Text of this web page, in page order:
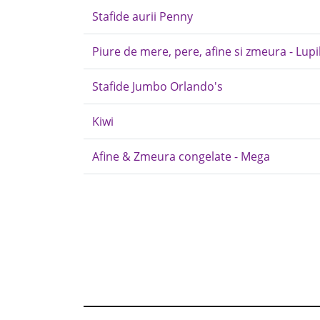
Stafide aurii Penny
Piure de mere, pere, afine si zmeura -
Stafide Jumbo Orlando's
Kiwi
Afine & Zmeura congelate - Mega